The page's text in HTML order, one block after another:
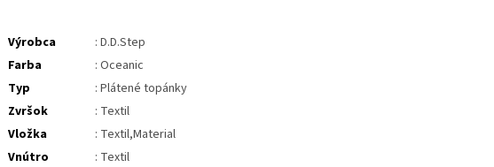
Výrobca
: D.D.Step
Farba
: Oceanic
Typ
: Plátené topánky
Zvršok
: Textil
Vložka
: Textil,Material
Vnútro
: Textil